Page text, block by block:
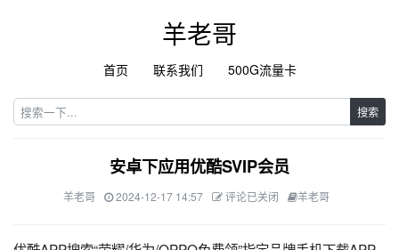
羊老哥
首页 联系我们 500G流量卡
搜索
安卓下应用优酷SVIP会员
羊老哥 2024-12-17 14:57 评论已关闭 羊老哥